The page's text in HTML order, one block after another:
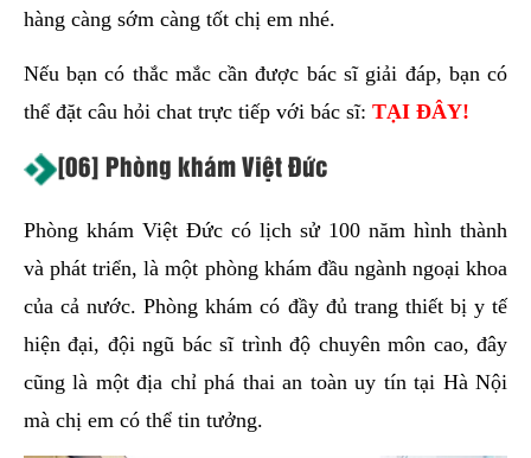
hàng càng sớm càng tốt chị em nhé.
Nếu bạn có thắc mắc cần được bác sĩ giải đáp, bạn có
thể đặt câu hỏi chat trực tiếp với bác sĩ: TẠI ĐÂY!
[06] Phòng khám Việt Đức
Phòng khám Việt Đức có lịch sử 100 năm hình thành
và phát triển, là một phòng khám đầu ngành ngoại khoa
của cả nước. Phòng khám có đầy đủ trang thiết bị y tế
hiện đại, đội ngũ bác sĩ trình độ chuyên môn cao, đây
cũng là một địa chỉ phá thai an toàn uy tín tại Hà Nội
mà chị em có thể tin tưởng.